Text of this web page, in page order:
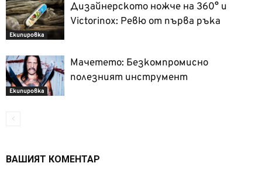
Екипировка
Дизайнерското ножче на 360° и
Victorinox: Ревю от първа ръка
Екипировка
Мачетето: Безкомпромисно
полезният инструмент
ВАШИЯТ КОМЕНТАР